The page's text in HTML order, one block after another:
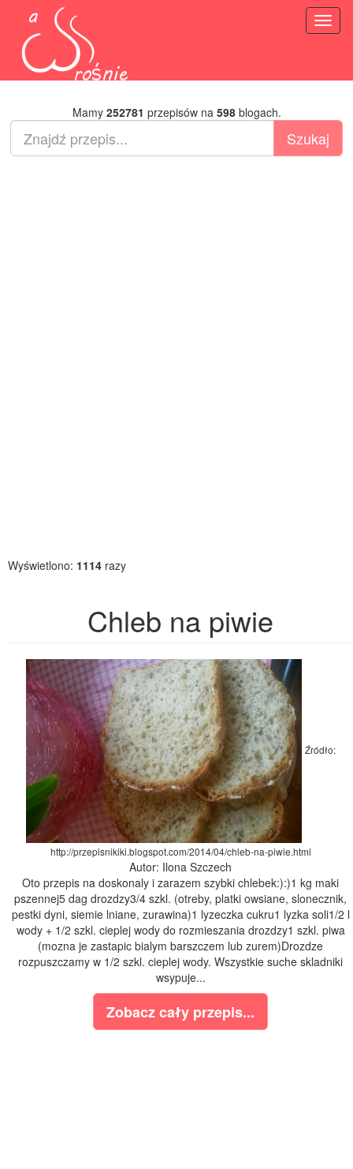
Mamy 252781 przepisów na 598blogach.
Wyświetlono: 1114 razy
Chleb na piwie
Źródło:
http://przepisnikiki.blogspot.com/2014/04/chleb-na-piwie.html
Autor: Ilona Szczech
Oto przepis na doskonaly i zarazem szybki chlebek:):)1 kg maki
pszennej5 dag drozdzy3/4 szkl. (otreby, platki owsiane, slonecznik,
pestki dyni, siemie lniane, zurawina)1 lyzeczka cukru1 lyzka soli1/2 l
wody + 1/2 szkl. cieplej wody do rozmieszania drozdzy1 szkl. piwa
(mozna je zastapic bialym barszczem lub zurem)Drozdze
rozpuszczamy w 1/2 szkl. cieplej wody. Wszystkie suche skladniki
wsypuje...
Zobacz cały przepis...